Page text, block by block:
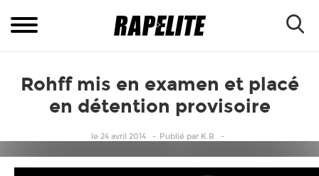
Rohff mis en examen et placé
en détention provisoire
le 24 avril 2014 Publié par K.B